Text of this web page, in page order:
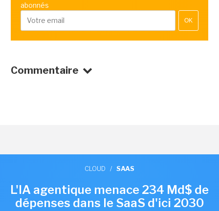
abonnés
OK
Commentaire
CLOUD / SAAS
L'IA agentique menace 234 Md$ de
dépenses dans le SaaS d'ici 2030